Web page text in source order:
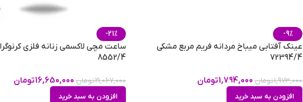
10 میلی لیتر
گوچی گیلتی
-9%
عینک آفتابی میباخ مردانه فریم مربع مشکی
72394/4
1,973,000تومان 1,794,000تومان
افزودن به سبد خرید
-21%
8552/4
21,067,000تومان 16,650,000تومان
افزودن به سبد خرید